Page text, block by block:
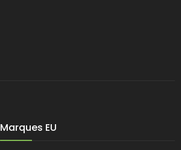
Marques EU